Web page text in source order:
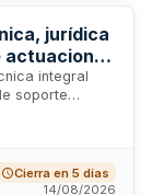
especialistas
de
jurídica
Orceintegral
soporte
y cierre de
asistencia
Cierra en 5 días
14/08/2026